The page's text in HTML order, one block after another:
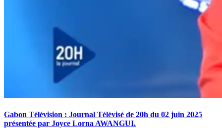
Gabon Télévision : Journal Télévisé de 20h du 02 juin 2025
présentée par Joyce Lorna AWANGUI.